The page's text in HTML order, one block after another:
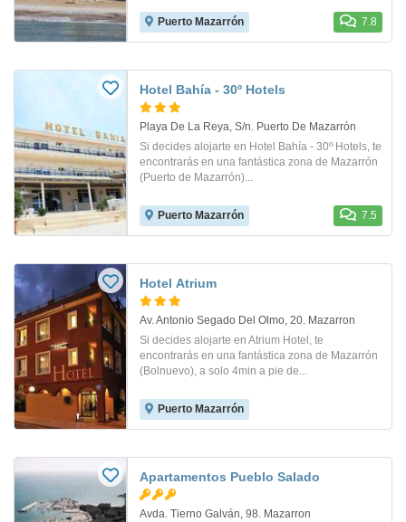
Puerto Mazarrón 7.8
Hotel Bahía - 30º Hotels
Playa De La Reya, S/n. Puerto De Mazarrón
Si decides alojarte en Hotel Bahía - 30º Hotels, te
encontrarás en una fantástica zona de Mazarrón
(Puerto de Mazarrón)...
Puerto Mazarrón 7.5
Hotel Atrium
Av. Antonio Segado Del Olmo, 20. Mazarron
Si decides alojarte en Atrium Hotel, te
encontrarás en una fantástica zona de Mazarrón
(Bolnuevo), a solo 4min a pie de...
Puerto Mazarrón
Apartamentos Pueblo Salado
Avda. Tierno Galván, 98. Mazarron